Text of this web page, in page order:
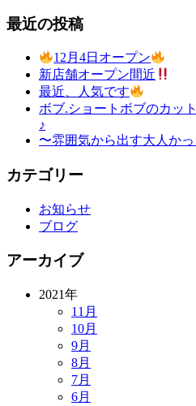
最近の投稿
12月4日オープン
新店舗オープン間近
最近、人気です
ボブ.ショートボブのカッ
♪
〜雰囲気から出す大人か
カテゴリー
お知らせ
ブログ
アーカイブ
2021年
11月
10月
9月
8月
7月
6月